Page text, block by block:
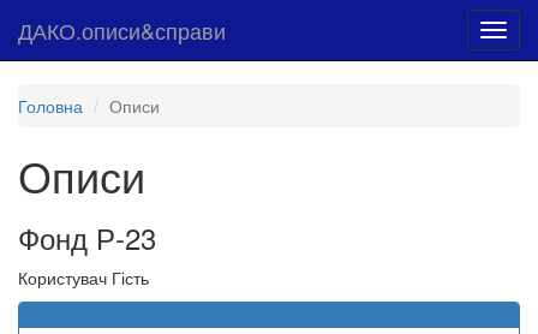
ДАКО.описи&справи
Головна Описи
Описи
Фонд Р-23
Користувач Гість